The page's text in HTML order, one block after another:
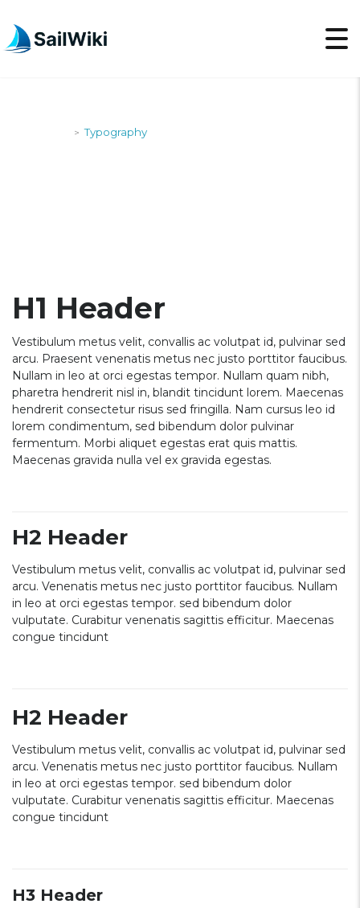
> Typography
H1 Header
Vestibulum metus velit, convallis ac volutpat id, pulvinar sed
arcu. Praesent venenatis metus nec justo porttitor faucibus.
Nullam in leo at orci egestas tempor. Nullam quam nibh,
pharetra hendrerit nisl in, blandit tincidunt lorem. Maecenas
hendrerit consectetur risus sed fringilla. Nam cursus leo id
lorem condimentum, sed bibendum dolor pulvinar
fermentum. Morbi aliquet egestas erat quis mattis.
Maecenas gravida nulla vel ex gravida egestas.
H2 Header
Vestibulum metus velit, convallis ac volutpat id, pulvinar sed
arcu. Venenatis metus nec justo porttitor faucibus. Nullam
in leo at orci egestas tempor. sed bibendum dolor
vulputate. Curabitur venenatis sagittis efficitur. Maecenas
congue tincidunt
H2 Header
Vestibulum metus velit, convallis ac volutpat id, pulvinar sed
arcu. Venenatis metus nec justo porttitor faucibus. Nullam
in leo at orci egestas tempor. sed bibendum dolor
vulputate. Curabitur venenatis sagittis efficitur. Maecenas
congue tincidunt
H3 Header